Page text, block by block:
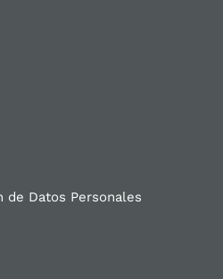
de Datos Personales